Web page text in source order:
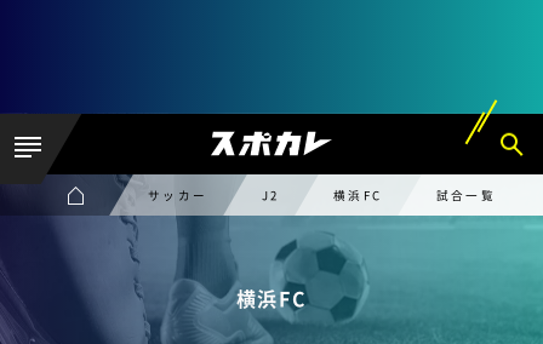
サッカー J2 横浜FC 試合一覧
横浜FC